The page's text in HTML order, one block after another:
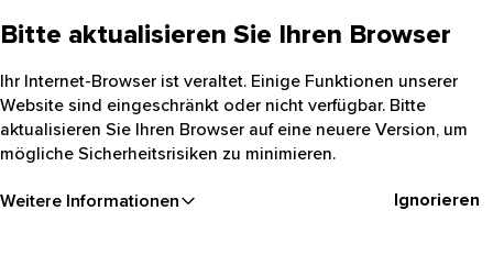
Bitte aktualisieren Sie Ihren Browser
Ihr Internet-Browser ist veraltet. Einige Funktionen unserer
Website sind eingeschränkt oder nicht verfügbar. Bitte
aktualisieren Sie Ihren Browser auf eine neuere Version, um
mögliche Sicherheitsrisiken zu minimieren.
Weitere Informationen Ignorieren